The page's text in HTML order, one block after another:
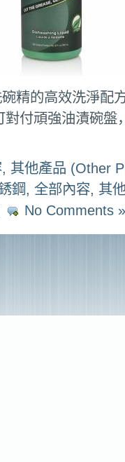
精的高效洗淨配
對付頑強油漬碗盤
, 其他產品 (Other
鋼, 全部內容, 其
No Comments »